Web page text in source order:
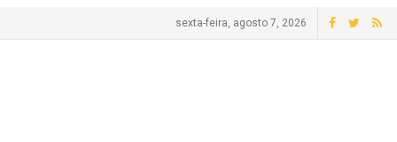
sexta-feira, agosto 7, 2026